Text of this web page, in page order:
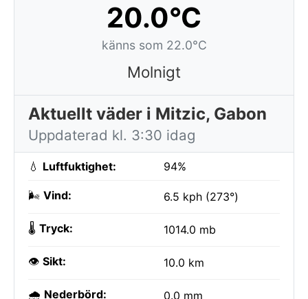
20.0°C
känns som 22.0°C
Molnigt
Aktuellt väder i Mitzic, Gabon
Uppdaterad kl. 3:30 idag
💧 Luftfuktighet: 94%
🌬️ Vind: 6.5 kph (273°)
🌡️ Tryck: 1014.0 mb
👁️ Sikt: 10.0 km
🌧️ Nederbörd: 0.0 mm